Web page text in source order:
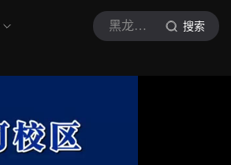
黑龙江考试资讯 搜索